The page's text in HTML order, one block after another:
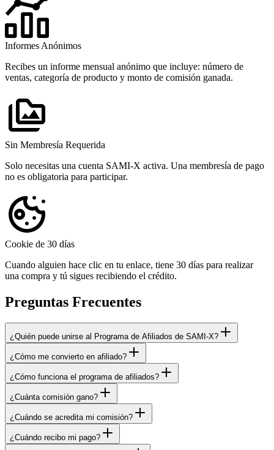
Informes Anónimos
Recibes un informe mensual anónimo que incluye: número de
ventas, categoría de producto y monto de comisión ganada.
Sin Membresía Requerida
Solo necesitas una cuenta SAMI-X activa. Una membresía de pago
no es obligatoria para participar.
Cookie de 30 días
Cuando alguien hace clic en tu enlace, tiene 30 días para realizar
una compra y tú sigues recibiendo el crédito.
Preguntas Frecuentes
¿Quién puede unirse al Programa de Afiliados de SAMI-X?
¿Cómo me convierto en afiliado?
¿Cómo funciona el programa de afiliados?
¿Cuánta comisión gano?
¿Cuándo se acredita mi comisión?
¿Cuándo recibo mi pago?